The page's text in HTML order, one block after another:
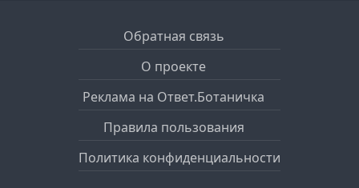
Обратная связь
О проекте
Реклама на Ответ.Ботаничка
Правила пользования
Политика конфиденциальности